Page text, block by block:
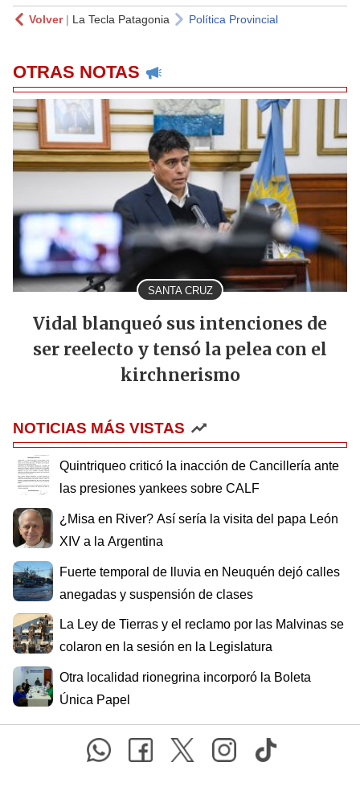
Volver| La Tecla Patagonia Política Provincial
OTRAS NOTAS
SANTA CRUZ
Vidal blanqueó sus intenciones de
ser reelecto y tensó la pelea con el
kirchnerismo
NOTICIAS MÁS VISTAS
Quintriqueo criticó la inacción de Cancillería ante
las presiones yankees sobre CALF
¿Misa en River? Así sería la visita del papa León
XIV a la Argentina
Fuerte temporal de lluvia en Neuquén dejó calles
anegadas y suspensión de clases
La Ley de Tierras y el reclamo por las Malvinas se
colaron en la sesión en la Legislatura
Otra localidad rionegrina incorporó la Boleta
Única Papel